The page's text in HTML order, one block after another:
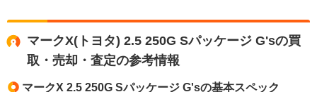
マークX(トヨタ) 2.5 250G Sパッケージ G'sの買
取・売却・査定の参考情報
マークX 2.5 250G Sパッケージ G'sの基本スペック